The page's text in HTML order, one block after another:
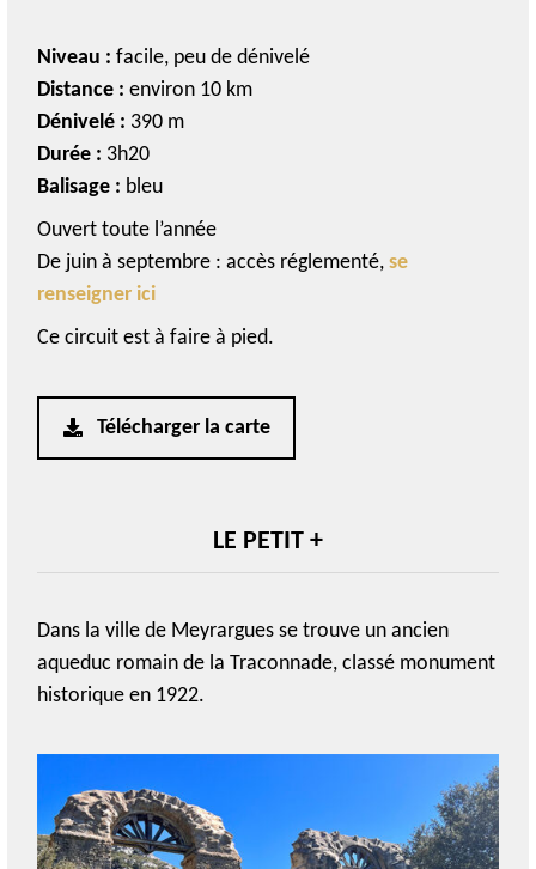
Niveau : facile, peu de dénivelé
Distance : environ 10 km
Dénivelé : 390 m
Durée : 3h20
Balisage : bleu
Ouvert toute l’année
De juin à septembre : accès réglementé, se
renseigner ici
Ce circuit est à faire à pied.
Télécharger la carte
LE PETIT +
Dans la ville de Meyrargues se trouve un ancien
aqueduc romain de la Traconnade, classé monument
historique en 1922.